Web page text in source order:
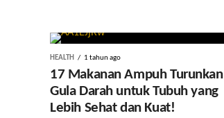
HEALTH 1 tahun ago
17 Makanan Ampuh Turunkan
Gula Darah untuk Tubuh yang
Lebih Sehat dan Kuat!